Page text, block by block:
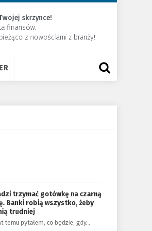
skrzynce!
finansów.
z nowościami z branży!
trzymać gotówkę na czarną
Banki robią wszystko, żeby
trudniej
temu pytałem, co będzie, gdy…